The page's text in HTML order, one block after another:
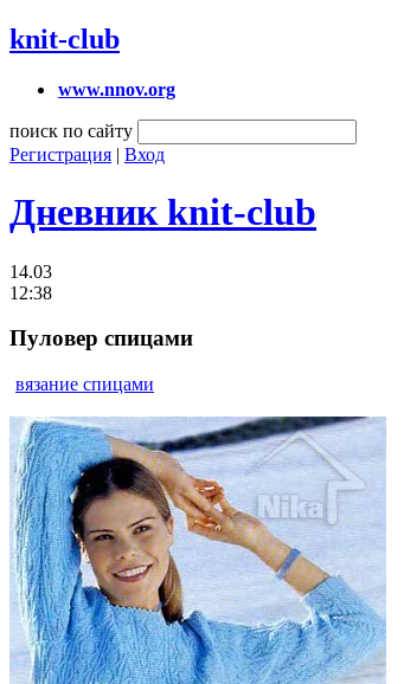
knit-club
www.nnov.org
поиск по сайту
Регистрация | Вход
Дневник knit-club
14.03
12:38
Пуловер спицами
вязание спицами